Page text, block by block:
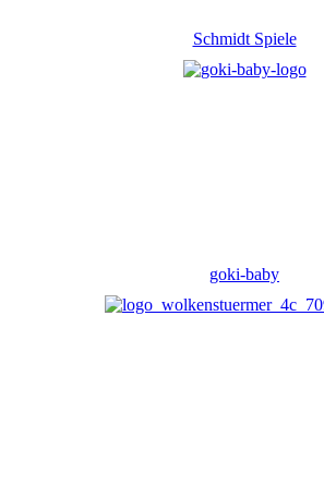
Schmidt Spiele
goki-baby